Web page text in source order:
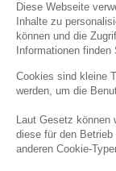
Diese Webseite
Inhalte zu
können und die
Informationen
Cookies sind kleine
werden, um die
Laut Gesetz können
diese für den
anderen Cookie-